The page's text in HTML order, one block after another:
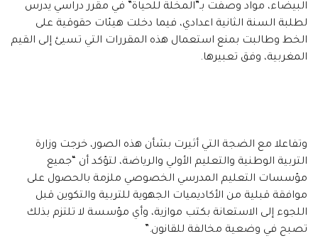
البيضاء، مواد وصفت بـ”المخلة للحياة” في مقرر دراسي يدرس
لطلبة السنة الثانية اعدادي، فيما دخلت هيئات حقوقية على
الخط وطالبت بمنع استعمال هذه المقررات التي تسيئ إلى القيم
المغربية، وفق تعبيرها.
وتفاعلا مع الضجة التي أثيرت بشأن هذه الصور، خرجت وزارة
التربية الوطنية والتعليم الأولي والرياضة، لتؤكد أن “جميع
مؤسسات التعليم المدرسي الخصوصي ملزمة بالحصول على
موافقة قبلية من الأكاديميات الجهوية للتربية والتكوين قبل
اللجوء إلى الاستعانة بكتب موازية، وأي مؤسسة لا تلتزم بذلك
تصبح في وضعية مخالفة للقانون.”